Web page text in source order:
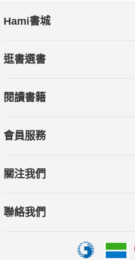
Hami書城
逛書選書
閱讀書籍
會員服務
關注我們
聯絡我們